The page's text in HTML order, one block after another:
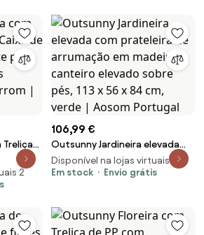
Treliça
2
106,99 €
Outsunny Jardineira elevada
com prateleira de arrumação
em madeira, canteiro elevado
Disponível na lojas virtuais 2
Em stock
Envio grátis